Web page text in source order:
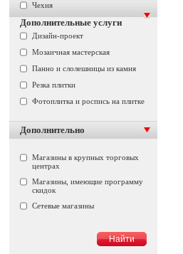
Чехия
Дополнительные услуги
Дизайн-проект
Мозаичная мастерская
Панно и слолешницы из камня
Резка плитки
Фотоплитка и роспись на плитке
Дополнительно
Магазины в крупных торговых
центрах
Магазины, имеющие программу
скидок
Сетевые магазины